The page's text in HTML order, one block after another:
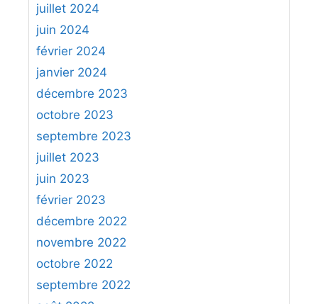
juillet 2024
juin 2024
février 2024
janvier 2024
décembre 2023
octobre 2023
septembre 2023
juillet 2023
juin 2023
février 2023
décembre 2022
novembre 2022
octobre 2022
septembre 2022